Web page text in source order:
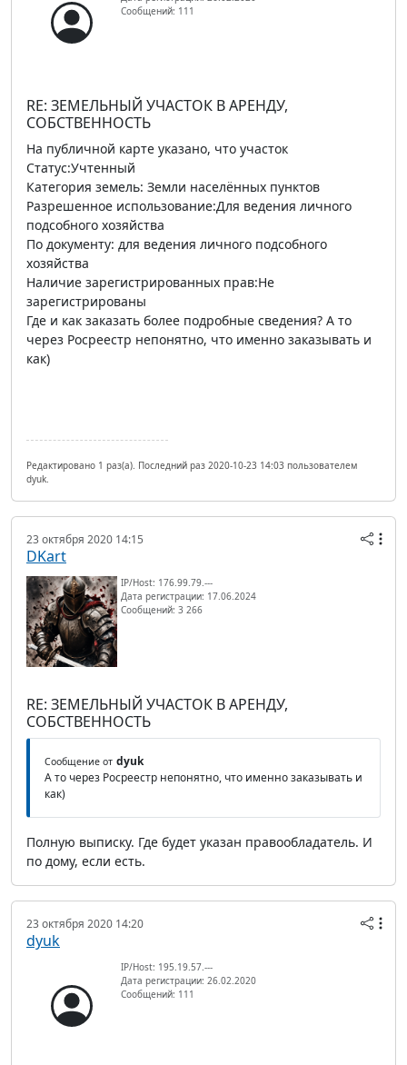
Сообщений: 111
RE: ЗЕМЕЛЬНЫЙ УЧАСТОК В АРЕНДУ,
СОБСТВЕННОСТЬ
На публичной карте указано, что участок
Статус:Учтенный
Категория земель: Земли населённых пунктов
Разрешенное использование:Для ведения личного
подсобного хозяйства
По документу: для ведения личного подсобного
хозяйства
Наличие зарегистрированных прав:Не
зарегистрированы
Где и как заказать более подробные сведения? А то
через Росреестр непонятно, что именно заказывать и
как)
Редактировано 1 раз(а). Последний раз 2020-10-23 14:03 пользователем
dyuk.
23 октября 2020 14:15
DKart
IP/Host: 176.99.79.---
Дата регистрации: 17.06.2024
Сообщений: 3 266
RE: ЗЕМЕЛЬНЫЙ УЧАСТОК В АРЕНДУ,
СОБСТВЕННОСТЬ
Сообщение от dyuk
А то через Росреестр непонятно, что именно заказывать и
как)
Полную выписку. Где будет указан правообладатель. И
по дому, если есть.
23 октября 2020 14:20
dyuk
IP/Host: 195.19.57.---
Дата регистрации: 26.02.2020
Сообщений: 111